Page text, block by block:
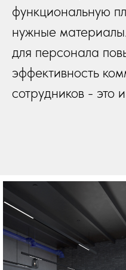
функциональную
нужные
для персонала
эффективность
сотрудников - это